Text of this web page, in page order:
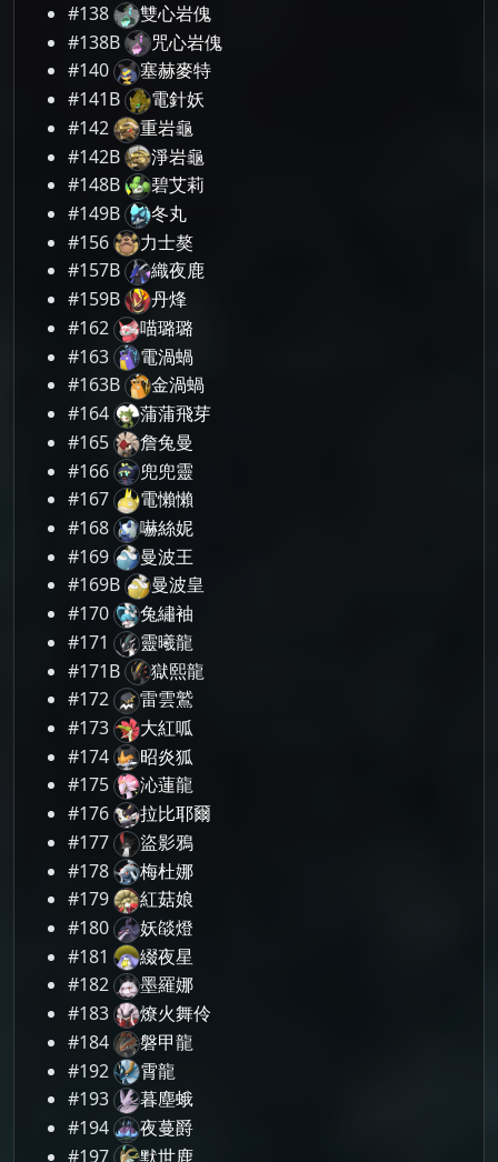
#138
雙心岩傀
#138B
咒心岩傀
#140
塞赫麥特
#141B
電針妖
#142
重岩龜
#142B
淨岩龜
#148B
碧艾莉
#149B
冬丸
#156
力士獒
#157B
織夜鹿
#159B
丹烽
#162
喵璐璐
#163
電渦蝸
#163B
金渦蝸
#164
蒲蒲飛芽
#165
詹兔曼
#166
兜兜靈
#167
電懶懶
#168
嚇絲妮
#169
曼波王
#169B
曼波皇
#170
兔繡袖
#171
靈曦龍
#171B
獄熙龍
#172
雷雲鷲
#173
大紅呱
#174
昭炎狐
#175
沁蓮龍
#176
拉比耶爾
#177
盜影鴉
#178
梅杜娜
#179
紅菇娘
#180
妖燄燈
#181
綴夜星
#182
墨羅娜
#183
燎火舞伶
#184
磐甲龍
#192
霄龍
#193
暮塵蛾
#194
夜蔓爵
#197
默世鹿